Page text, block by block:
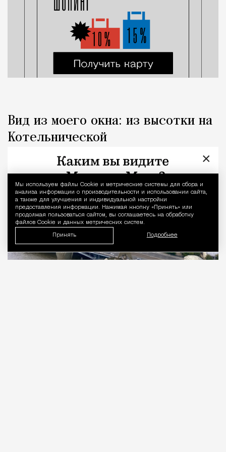
Уведомление
Мы используем файлы Сookie и метрические системы для сбора и
анализа информации о производительности и использовании сайта,
а также для улучшения и индивидуальной настройки
предоставления информации. Нажимая кнопку «Принять» или
продолжая пользоваться сайтом, вы соглашаетесь на обработку
файлов Cookie и данных метрических систем.
Принять Подробнее
Вид из моего окна: из высотки на
Котельнической
Наталья Журавлева ×